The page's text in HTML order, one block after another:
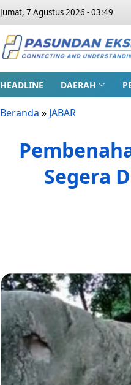
Jumat, 7 Agustus 2026 - 03:49
HEADLINE DAERAH
Beranda » JABAR
Segera